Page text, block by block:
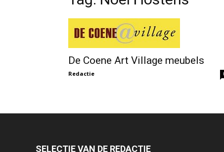
De Coene Art Village meubels
Redactie
SELECTIE VAN DE REDACTIE